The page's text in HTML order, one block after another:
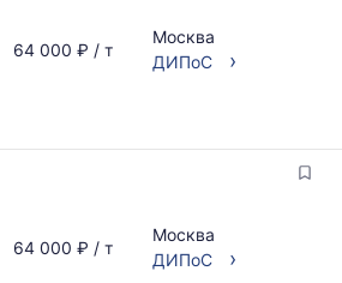
64 000 ₽ / т
Москва
ДИПоС
›
64 000 ₽ / т
Москва
ДИПоС
›